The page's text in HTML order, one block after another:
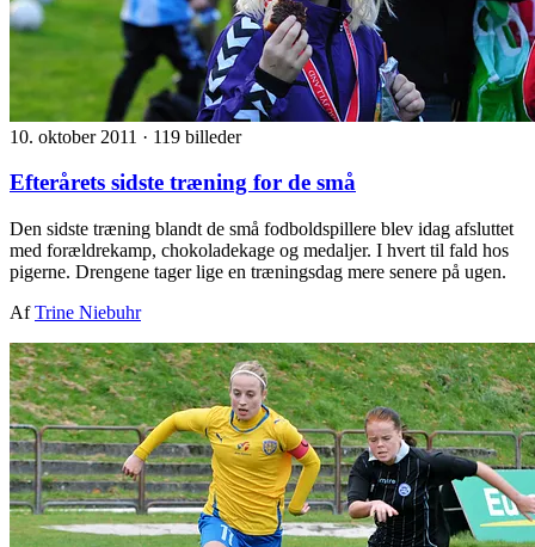
10. oktober 2011 · 119 billeder
Efterårets sidste træning for de små
Den sidste træning blandt de små fodboldspillere blev idag afsluttet
med forældrekamp, chokoladekage og medaljer. I hvert til fald hos
pigerne. Drengene tager lige en træningsdag mere senere på ugen.
AfTrine Niebuhr